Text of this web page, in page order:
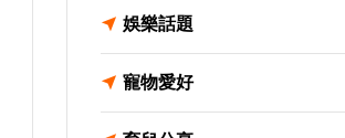
娛樂話題
寵物愛好